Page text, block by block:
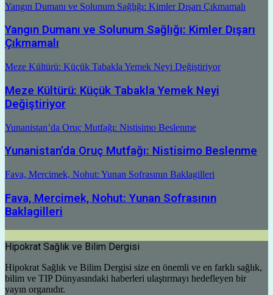
Yangın Dumanı ve Solunum Sağlığı: Kimler Dışarı Çıkmamalı
Yangın Dumanı ve Solunum Sağlığı: Kimler Dışarı
Çıkmamalı
Meze Kültürü: Küçük Tabakla Yemek Neyi Değiştiriyor
Meze Kültürü: Küçük Tabakla Yemek Neyi
Değiştiriyor
Yunanistan’da Oruç Mutfağı: Nistisimo Beslenme
Yunanistan’da Oruç Mutfağı: Nistisimo Beslenme
Fava, Mercimek, Nohut: Yunan Sofrasının Baklagilleri
Fava, Mercimek, Nohut: Yunan Sofrasının
Baklagilleri
Hipokrat Sağlık ve Bilim Dergisi
Hipokrat Sağlık ve Bilim Dergisi size en önemli ve en farklı sağlık,
bilim ve TIP Dünyasındaki haberleri ulaştırmayı hedefleyen bir
yayın organıdır.